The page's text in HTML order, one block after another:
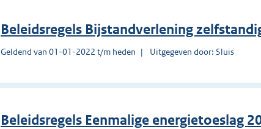
Beleidsregels Bijstandverlening
Geldend van 01-01-2022 t/m heden Uitgegeven door: Sluis
Beleidsregels Eenmalige energietoeslag